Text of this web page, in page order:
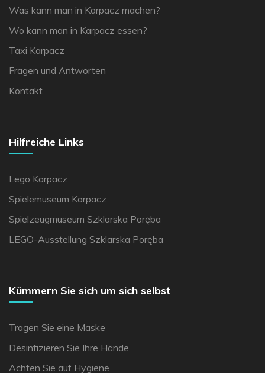
Was kann man in Karpacz machen?
Wo kann man in Karpacz essen?
Taxi Karpacz
Fragen und Antworten
Kontakt
Hilfreiche Links
Lego Karpacz
Spielemuseum Karpacz
Spielzeugmuseum Szklarska Poręba
LEGO-Ausstellung Szklarska Poręba
Kümmern Sie sich um sich selbst
Tragen Sie eine Maske
Desinfizieren Sie Ihre Hände
Achten Sie auf Hygiene